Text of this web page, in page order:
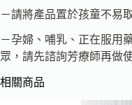
－請將產品置於孩童不易
－孕婦、哺乳、正在服用
眾，請先諮詢芳療師再做
相關商品